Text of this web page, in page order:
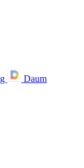
Daum